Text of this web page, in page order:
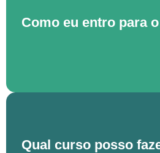
Como eu entro para
Qual curso posso